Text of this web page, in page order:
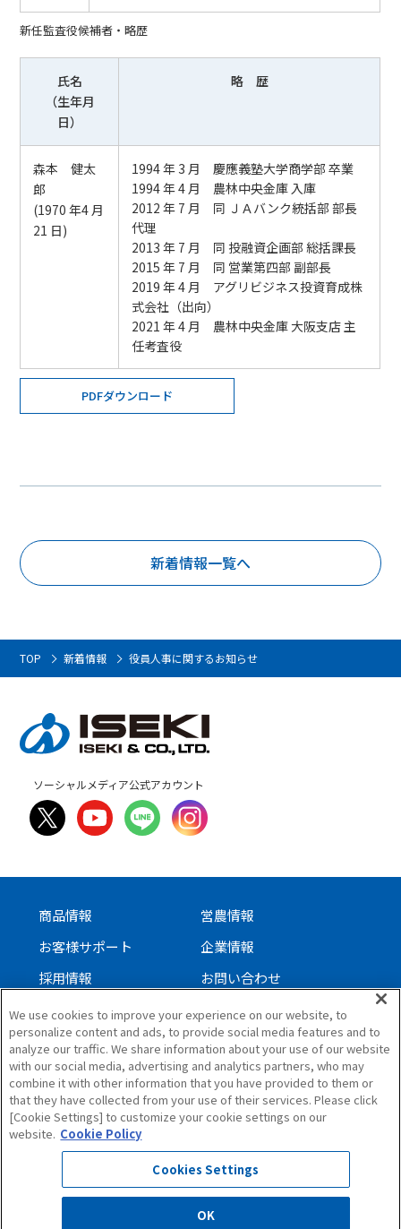
新任監査役候補者・略歴
氏名
（生年月
日）
略 歴
森本 健太
郎
(1970 年4 月
21 日)
1994 年 3 月 慶應義塾大学商学部 卒業
1994 年 4 月 農林中央金庫 入庫
2012 年 7 月 同 ＪＡバンク統括部 部長
代理
2013 年 7 月 同 投融資企画部 総括課長
2015 年 7 月 同 営業第四部 副部長
2019 年 4 月 アグリビジネス投資育成株
式会社（出向）
2021 年 4 月 農林中央金庫 大阪支店 主
任考査役
PDFダウンロード
新着情報一覧へ
TOP 新着情報 役員人事に関するお知らせ
ソーシャルメディア公式アカウント
商品情報
営農情報
お客様サポート
企業情報
採用情報
お問い合わせ
サイトについて
個人情報保護方針
ソーシャルメディアガイドライン
サイトマップ
All Rights Reserved. Copyright(C)1997,ISEKI & CO.,LTD.
We use cookies to improve your experience on our website, to
personalize content and ads, to provide social media features and to
analyze our traffic. We share information about your use of our website
with our social media, advertising and analytics partners, who may
combine it with other information that you have provided to them or
that they have collected from your use of their services. Please click
[Cookie Settings] to customize your cookie settings on our
website. Cookie Policy
Cookies Settings
OK